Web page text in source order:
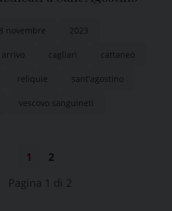
novembre 2023
arrivo cagliari cattaneo
reliquie sant'agostino
vescovo sanguineti
1
2
Pagina 1 di 2